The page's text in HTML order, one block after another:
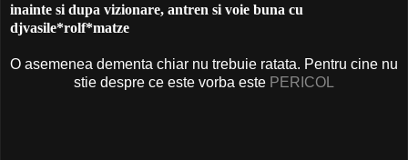
inainte si dupa vizionare, antren si voie buna cu
djvasile*rolf*matze
O asemenea dementa chiar nu trebuie ratata. Pentru cine nu
stie despre ce este vorba este PERICOL